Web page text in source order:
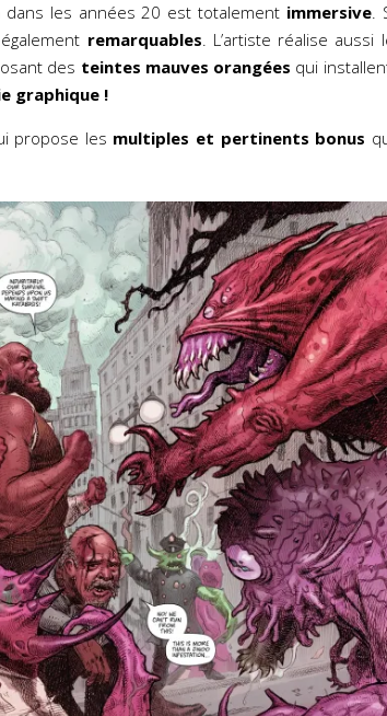
dans les années 20 est totalement immersive.
remarquables. L’artiste réalise aussi
des teintes mauves orangées qui
graphique !
propose les multiples et pertinents bonus